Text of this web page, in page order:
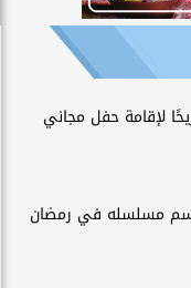
لإقامة حفل مجاني
مسلسله في رمضان